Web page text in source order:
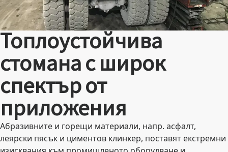
Топлоустойчива
стомана с широк
спектър от
приложения
Абразивните и горещи материали, напр. асфалт,
леярски пясък и циментов клинкер, поставят екстремни